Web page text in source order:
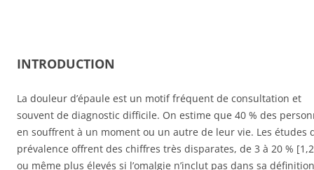
INTRODUCTION
La douleur d’épaule est un motif fréquent de consultation et
souvent de diagnostic difficile. On estime que 40 % des
en souffrent à un moment ou un autre de leur vie. Les études
prévalence offrent des chiffres très disparates, de 3 à 20 %
ou même plus élevés si l’omalgie n’inclut pas dans sa définition